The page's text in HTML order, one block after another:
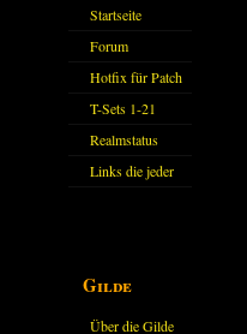
Startseite
Forum
Hotfix für Patch
11.X
T-Sets 1-21
Realmstatus
Links die jeder
Gilde
Über die Gilde